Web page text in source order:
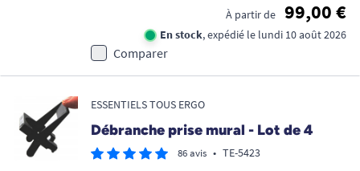
À partir de
99,00 €
En stock, expédié le lundi 10 août 2026
Comparer
ESSENTIELS TOUS ERGO
Débranche prise mural - Lot de 4
86 avis • TE-5423